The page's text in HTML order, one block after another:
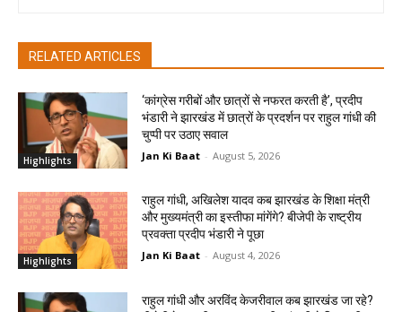
RELATED ARTICLES
Highlights
‘कांग्रेस गरीबों और छात्रों से नफरत करती है’, प्रदीप
भंडारी ने झारखंड में छात्रों के प्रदर्शन पर राहुल गांधी की
चुप्पी पर उठाए सवाल
Jan Ki Baat - August 5, 2026
Highlights
राहुल गांधी, अखिलेश यादव कब झारखंड के शिक्षा मंत्री
और मुख्यमंत्री का इस्तीफा मांगेंगे? बीजेपी के राष्ट्रीय
प्रवक्ता प्रदीप भंडारी ने पूछा
Jan Ki Baat - August 4, 2026
राहुल गांधी और अरविंद केजरीवाल कब झारखंड जा रहे?